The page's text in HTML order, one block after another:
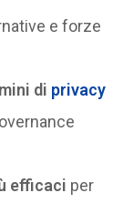
e forze
di privacy
efficaci per